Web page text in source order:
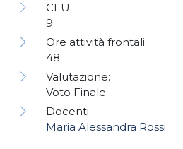
CFU:
9
Ore attività frontali:
48
Valutazione:
Voto Finale
Docenti:
Maria Alessandra Rossi